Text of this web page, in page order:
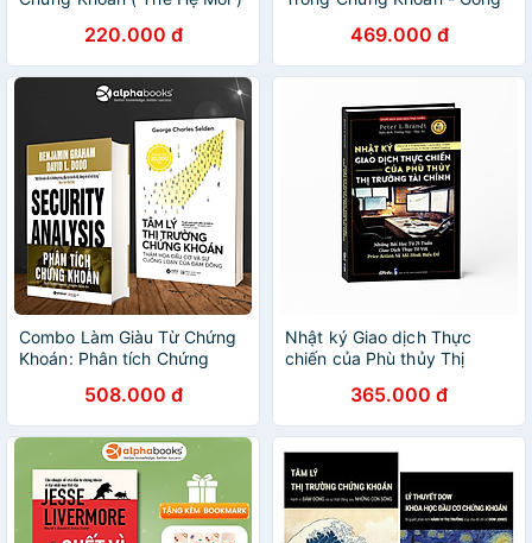
220.000 đ 469.000 đ
Combo Làm Giàu Từ Chứng
Khoán: Phân tích Chứng
Chứng Khoán508.000 đ
Nhật ký Giao dịch Thực
chiến của Phù thủy Thị
365.000 đ